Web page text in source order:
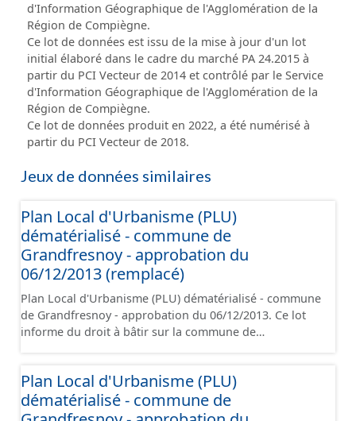
d'Information Géographique de l'Agglomération de la
Région de Compiègne.
Ce lot de données est issu de la mise à jour d'un lot
initial élaboré dans le cadre du marché PA 24.2015 à
partir du PCI Vecteur de 2014 et contrôlé par le Service
d'Information Géographique de l'Agglomération de la
Région de Compiègne.
Ce lot de données produit en 2022, a été numérisé à
partir du PCI Vecteur de 2018.
Jeux de données similaires
Plan Local d'Urbanisme (PLU)
dématérialisé - commune de
Grandfresnoy - approbation du
06/12/2013 (remplacé)
Plan Local d'Urbanisme (PLU) dématérialisé - commune
de Grandfresnoy - approbation du 06/12/2013. Ce lot
informe du droit à bâtir sur la commune de
contient les pièces administratives, le rapport de
présentation, le PADD, le règlement (à l'exception des
plans de zonages), les annexes, les orientations
Plan Local d'Urbanisme (PLU)
dématérialisé - commune de